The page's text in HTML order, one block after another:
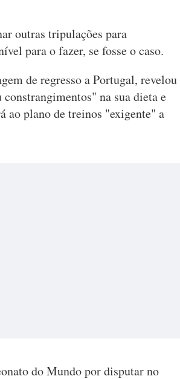
outras tripulações para
para o fazer, se fosse o caso.
de regresso a Portugal, revelou
na sua dieta e
ao plano de treinos "exigente" a
do Mundo por disputar no